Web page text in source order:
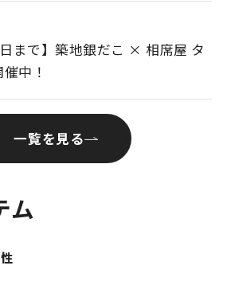
日まで】築地銀だこ × 相席屋 タ
中！
一覧を見る
ム